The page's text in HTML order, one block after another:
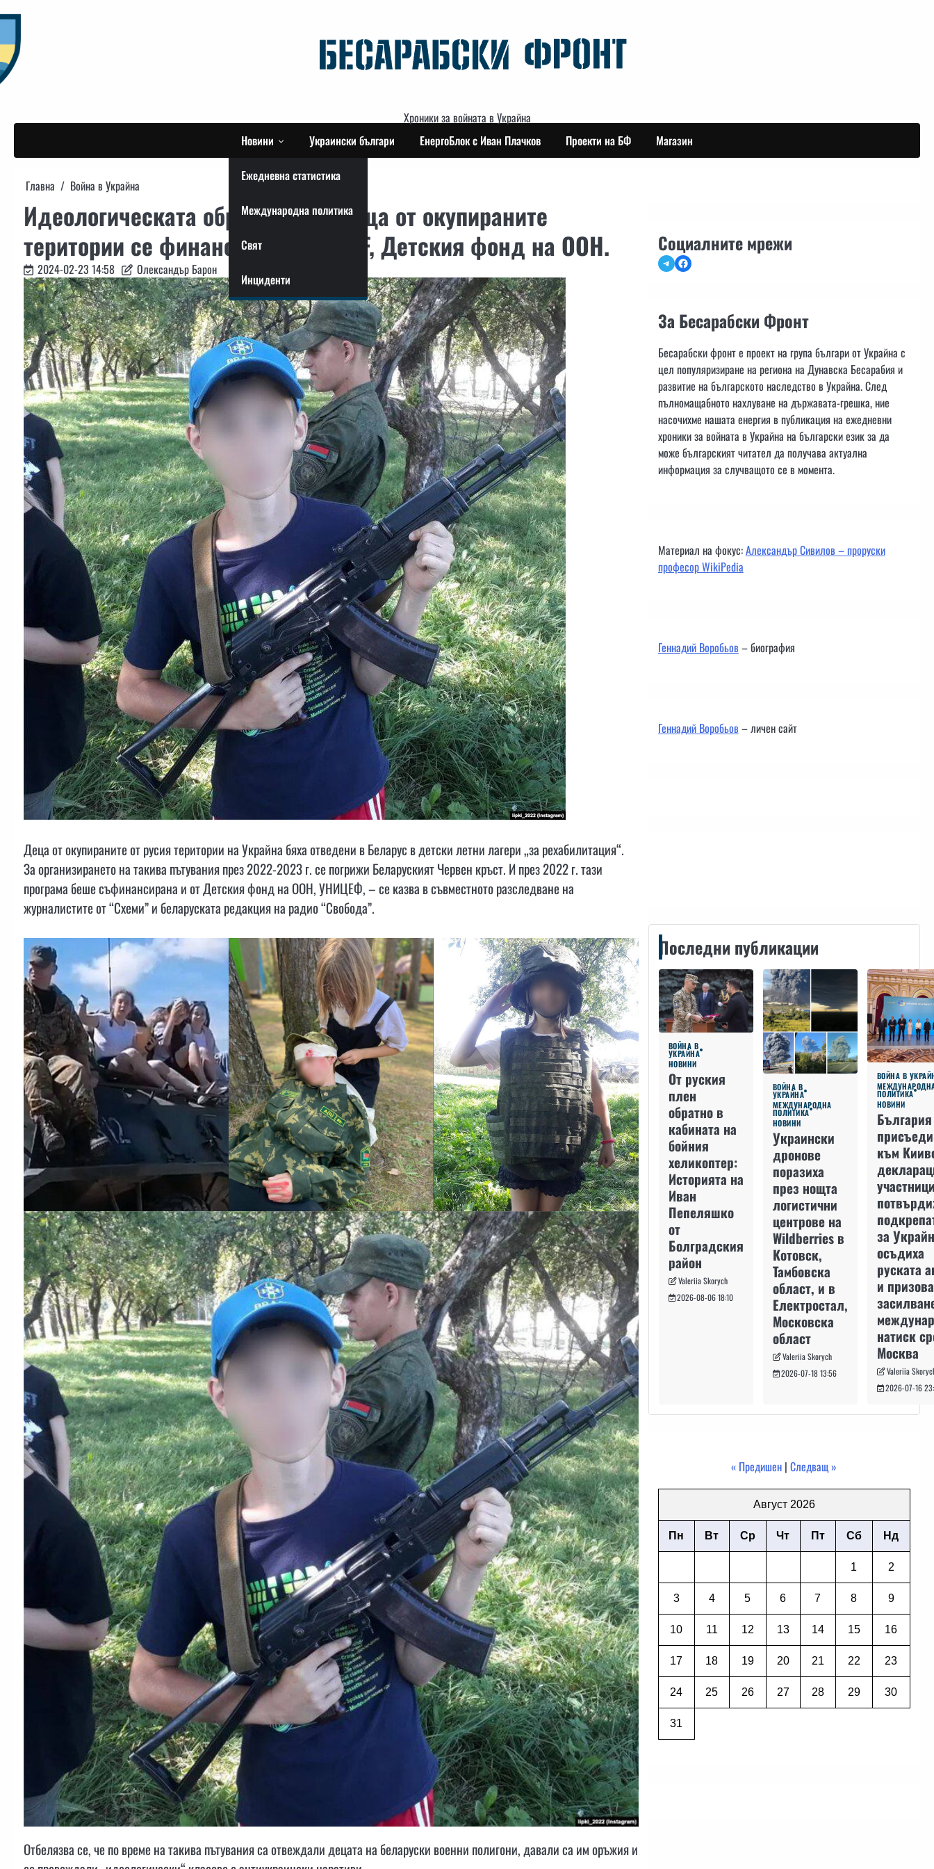
to
content
Хроники за войната в Украйна
Новини
Ежедневна статистика
Международна политика
Свят
Инциденти
Украински българи ЕнергоБлок с Иван Плачков Проекти на БФ Магазин
Главна Война в Украйна
Идеологическата обработка на деца от окупираните
територии се финансира от UNICEF, Детския фонд на ООН.
2024-02-23 14:58 Олександър Барон
Деца от окупираните от русия територии на Украйна бяха отведени в Беларус в детски летни лагери „за рехабилитация“.
За организирането на такива пътувания през 2022-2023 г. се погрижи Беларуският Червен кръст. И през 2022 г. тази
програма беше съфинансирана и от Детския фонд на ООН, УНИЦЕФ, – се казва в съвместното разследване на
журналистите от “Схеми” и беларуската редакция на радио “Свобода”.
Отбелязва се, че по време на такива пътувания са отвеждали децата на беларуски военни полигони, давали са им оръжия и
Социалните мрежи
TelegramFacebook
За Бесарабски Фронт
Бесарабски фронт е проект на група българи от Украйна с
цел популяризиране на региона на Дунавска Бесарабия и
развитие на българското наследство в Украйна. След
пълномащабното нахлуване на държавата-грешка, ние
насочихме нашата енергия в публикация на ежедневни
хроники за войната в Украйна на български език за да
може българският читател да получава актуална
информация за случващото се в момента.
Материал на фокус:Александър Сивилов – проруски
професор WikiPedia
Геннадий Воробьов– биография
Геннадий Воробьов– личен сайт
Последни публикации
ВОЙНА В
УКРАЙНА
НОВИНИ
От руския
плен
обратно в
кабината на
бойния
хеликоптер:
Историята на
Иван
Пепеляшко
от
Болградския
район
Valeriia Skorych
2026-08-06 18:10
ВОЙНА В
УКРАЙНА
МЕЖДУНАРОДНА
ПОЛИТИКА
НОВИНИ
Украински
дронове
поразиха
през нощта
логистични
центрове на
Wildberries в
Котовск,
Тамбовска
област, и в
Електростал,
Московска
област
Valeriia Skorych
2026-07-18 13:56
ВОЙНА В
ПОЛИТИКА
НОВИНИ
към
за
осъдиха
руската
и
натиск
Москва
Valeriia
2026-07-16
« Предишен |Следващ »
Август 2026
Пн Вт Ср Чт Пт Сб Нд
1 2
3 4 5 6 7 8 9
10 11 12 13 14 15 16
17 18 19 20 21 22 23
24 25 26 27 28 29 30
31